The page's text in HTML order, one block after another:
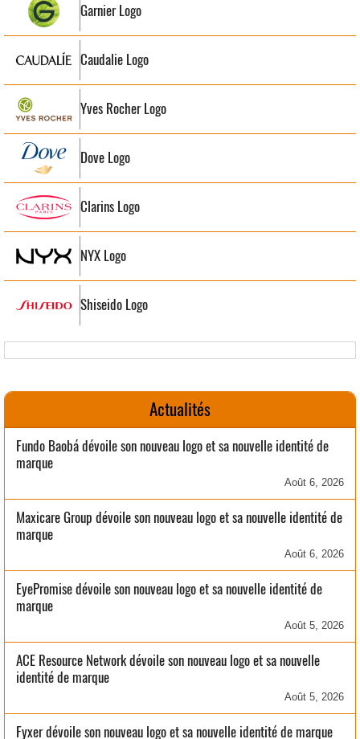
Garnier Logo
Caudalie Logo
Yves Rocher Logo
Dove Logo
Clarins Logo
NYX Logo
Shiseido Logo
Actualités
Fundo Baobá dévoile son nouveau logo et sa nouvelle identité de
marque
Août 6, 2026
Maxicare Group dévoile son nouveau logo et sa nouvelle identité de
marque
Août 6, 2026
EyePromise dévoile son nouveau logo et sa nouvelle identité de
marque
Août 5, 2026
ACE Resource Network dévoile son nouveau logo et sa nouvelle
identité de marque
Août 5, 2026
Fyxer dévoile son nouveau logo et sa nouvelle identité de marque